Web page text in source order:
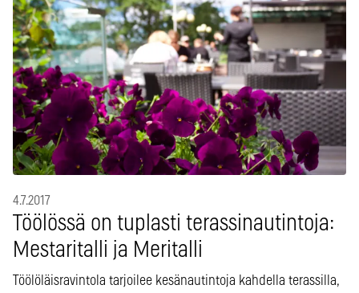
4.7.2017
Töölössä on tuplasti terassinautintoja:
Mestaritalli ja Meritalli
Töölöläisravintola tarjoilee kesänautintoja kahdella terassilla,